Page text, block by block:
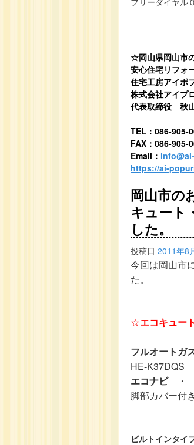
☆岡山県岡山市
安心住宅リフォ
住宅工房アイポ
株式会社アイプ
代表取締役 秋
TEL：086-905-
FAX：086-905-
Email：
https://ai-
岡山市の
キュート
した。
投稿日 2011年8
今回は岡山市
た。
☆エコキュート
フルオートガ
HE-K37DQS
エコナビ・
脚部カバー付き
ビルトインタイ